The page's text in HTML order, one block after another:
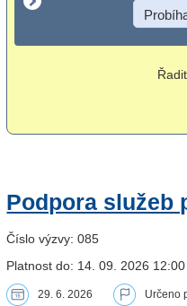
Podpora služeb
Číslo výzvy: 085
Platnost do: 14. 09. 2026 12:00
29. 6. 2026 Určeno